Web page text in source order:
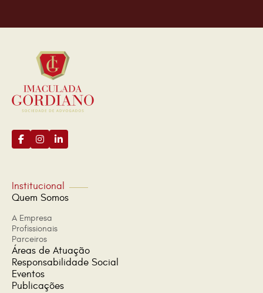
Institucional
Quem Somos
A Empresa
Profissionais
Parceiros
Áreas de Atuação
Responsabilidade Social
Eventos
Publicações